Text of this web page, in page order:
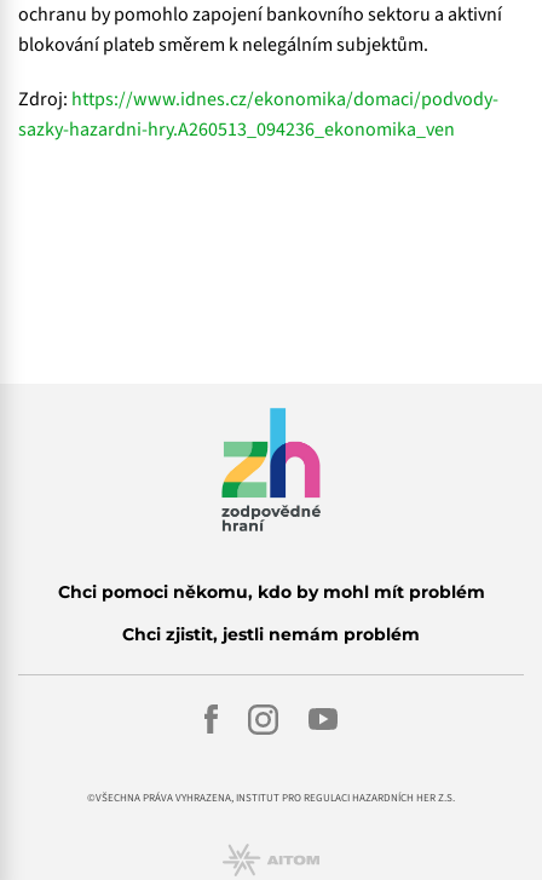
ochranu by pomohlo zapojení bankovního sektoru a aktivní
blokování plateb směrem k nelegálním subjektům.
Zdroj: https://www.idnes.cz/ekonomika/domaci/podvody-
sazky-hazardni-hry.A260513_094236_ekonomika_ven
Chci pomoci někomu, kdo by mohl mít problém
Chci zjistit, jestli nemám problém
©VŠECHNA PRÁVA VYHRAZENA, INSTITUT PRO REGULACI HAZARDNÍCH HER Z.S.